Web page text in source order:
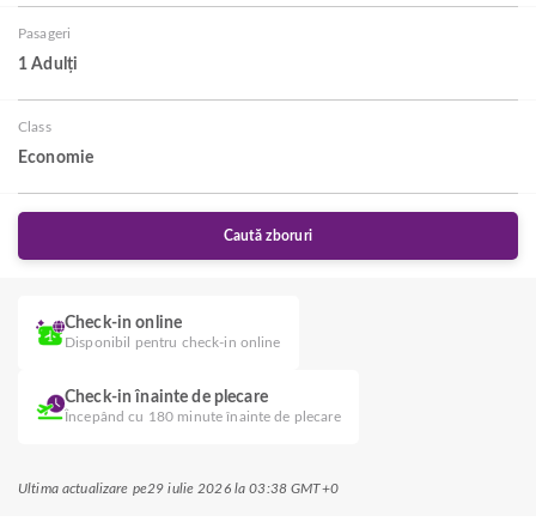
Pasageri
1 Adulți
Class
Economie
Caută zboruri
Check-in online
Disponibil pentru check-in online
Check-in înainte de plecare
Începând cu 180 minute înainte de plecare
Ultima actualizare pe29 iulie 2026 la 03:38 GMT+0